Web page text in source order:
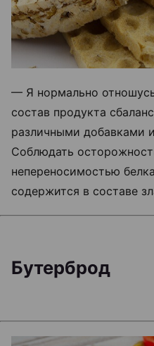
— Я нормально
состав продукта
различными добавками
Соблюдать
непереносимостью
содержится в составе
Бутерброд